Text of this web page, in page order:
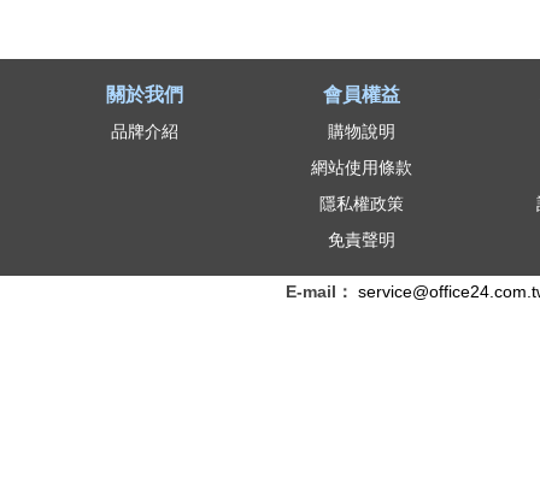
關於我們
品牌介紹
會員權益
購物說明
網站使用條款
隱私權政策
免責聲明
E-mail：